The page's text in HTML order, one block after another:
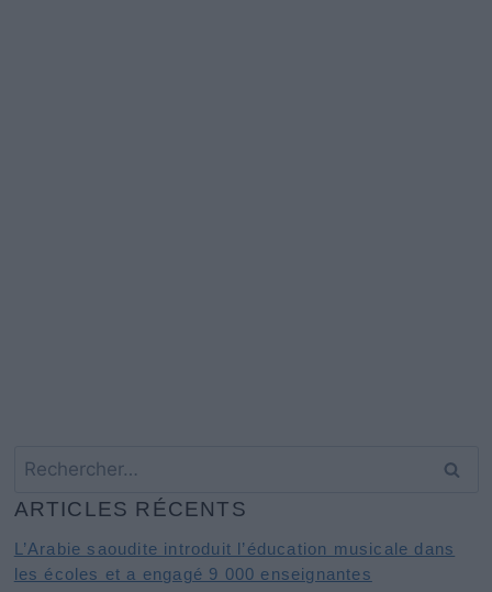
Rechercher :
ARTICLES RÉCENTS
L’Arabie saoudite introduit l’éducation musicale dans
les écoles et a engagé 9 000 enseignantes